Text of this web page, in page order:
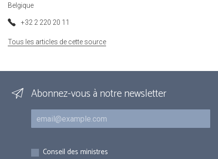
Belgique
+32 2 220 20 11
Tous les articles de cette source
Abonnez-vous à notre newsletter
Courriel
Inscriptions
Conseil des ministres